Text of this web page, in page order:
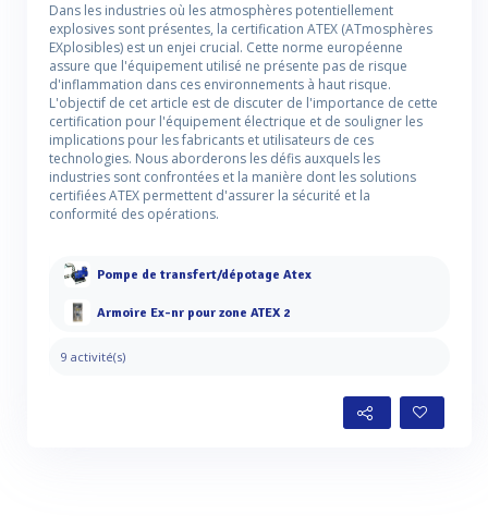
Dans les industries où les atmosphères potentiellement
explosives sont présentes, la certification ATEX (ATmosphères
EXplosibles) est un enjei crucial. Cette norme européenne
assure que l'équipement utilisé ne présente pas de risque
d'inflammation dans ces environnements à haut risque.
L'objectif de cet article est de discuter de l'importance de cette
certification pour l'équipement électrique et de souligner les
implications pour les fabricants et utilisateurs de ces
technologies. Nous aborderons les défis auxquels les
industries sont confrontées et la manière dont les solutions
certifiées ATEX permettent d'assurer la sécurité et la
conformité des opérations.
Pompe de transfert/dépotage Atex
Armoire Ex-nr pour zone ATEX 2
9 activité(s)